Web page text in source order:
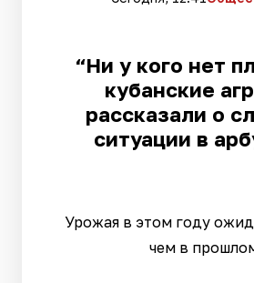
“Ни у кого нет
кубанские
рассказали о
ситуации в
Урожая в этом году
чем в